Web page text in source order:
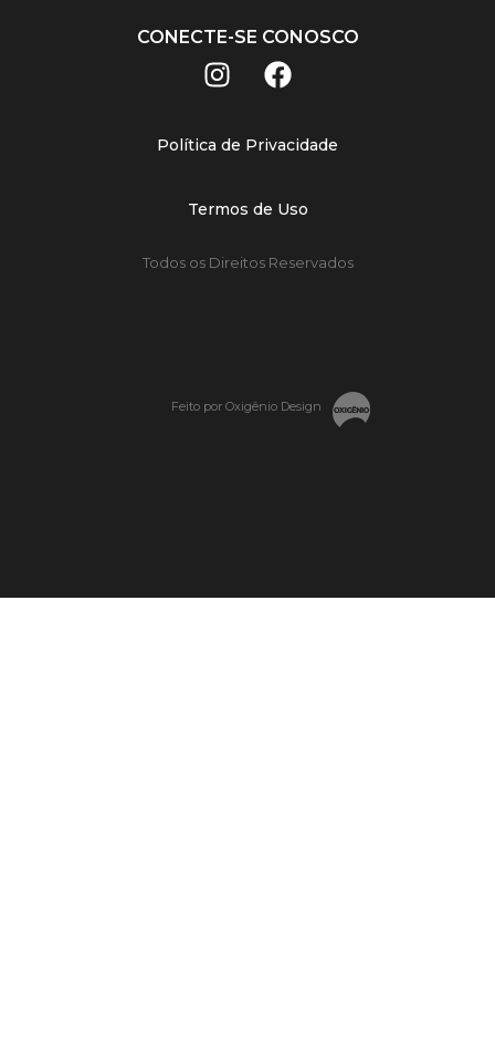
CONECTE-SE CONOSCO
Política de Privacidade
Termos de Uso
Todos os Direitos Reservados
Feito por Oxigênio Design